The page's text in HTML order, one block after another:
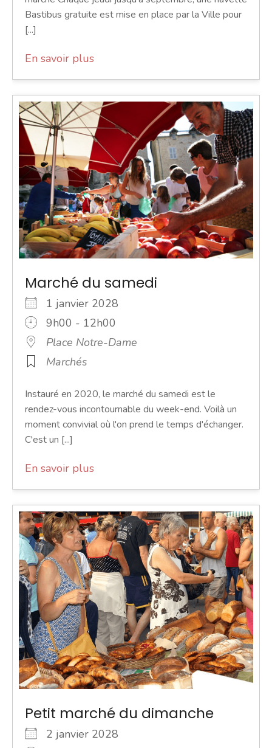
Bastibus gratuite est mise en place par la Ville pour
[...]
En savoir plus
Marché du samedi
1 janvier 2028
9h00 - 12h00
Place Notre-Dame
Marchés
Instauré en 2020, le marché du samedi est le
rendez-vous incontournable du week-end. Voilà un
moment convivial où l'on prend le temps d'échanger.
C'est un [...]
En savoir plus
Petit marché du dimanche
2 janvier 2028